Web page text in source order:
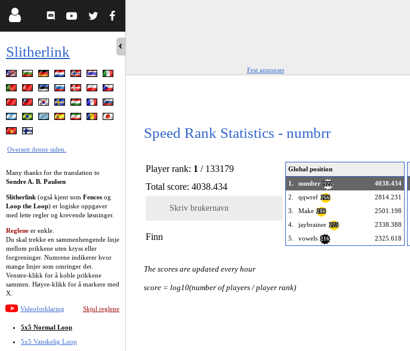
Slitherlink
Oversett denne siden.
Many thanks for the translation to
Sondre A. B. Paulsen
Slitherlink (også kjent som Fences og
Loop the Loop) er logiske oppgaver
med lette regler og krevende løsninger.
Reglene er enkle.
Du skal trekke en sammenhengende linje
mellom prikkene uten kryss eller
forgreninger. Numrene indikerer hvor
mange linjer som omringer det.
Venstre-klikk for å koble prikkene
sammen. Høyre-klikk for å markere med
X.
Videoforklaring Skjul reglene
5x5 Normal Loop
5x5 Vanskelig Loop
Fest annonser
Speed Rank Statistics - numbrr
Player rank: 1 / 133179
Total score: 4038.434
Skriv brukernavn
Finn
Global position
1.
numbrr 322
4038.434
2.
qqwref 266
2814.231
3.
Make 286
2501.198
4.
jaybrainer 275
2338.388
5.
vowels 216 2325.618
The scores are updated every hour
score = log10(number of players / player rank)